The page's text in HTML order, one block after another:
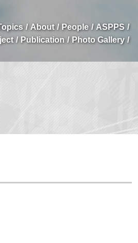
About People
ASPPS
Publication Photo Gallery